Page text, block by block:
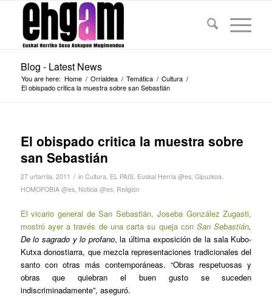
Blog - Latest News
You are here: Home / Orrialdea / Temática / Cultura /
El obispado critica la muestra sobre san Sebastián
El obispado critica la muestra sobre
san Sebastián
27 urtarrila, 2011 / in Cultura, EL PAIS, Euskal Herria @es, Gipuzkoa,
HOMOFOBIA @es, Noticia @es, Religión
El vicario general de San Sebastián, Joseba González Zugasti,
mostró ayer a través de una carta su queja conSan Sebastián.
De lo sagrado y lo profano, la última exposición de la sala Kubo-
Kutxa donostiarra, que mezcla representaciones tradicionales del
santo con otras más contemporáneas. “Obras respetuosas y
obras que quiebran el buen gusto se suceden
indiscriminadamente”, aseguró.